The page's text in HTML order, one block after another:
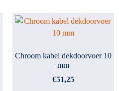
Chroom kabel dekdoorvoer 10
mm
€51,25